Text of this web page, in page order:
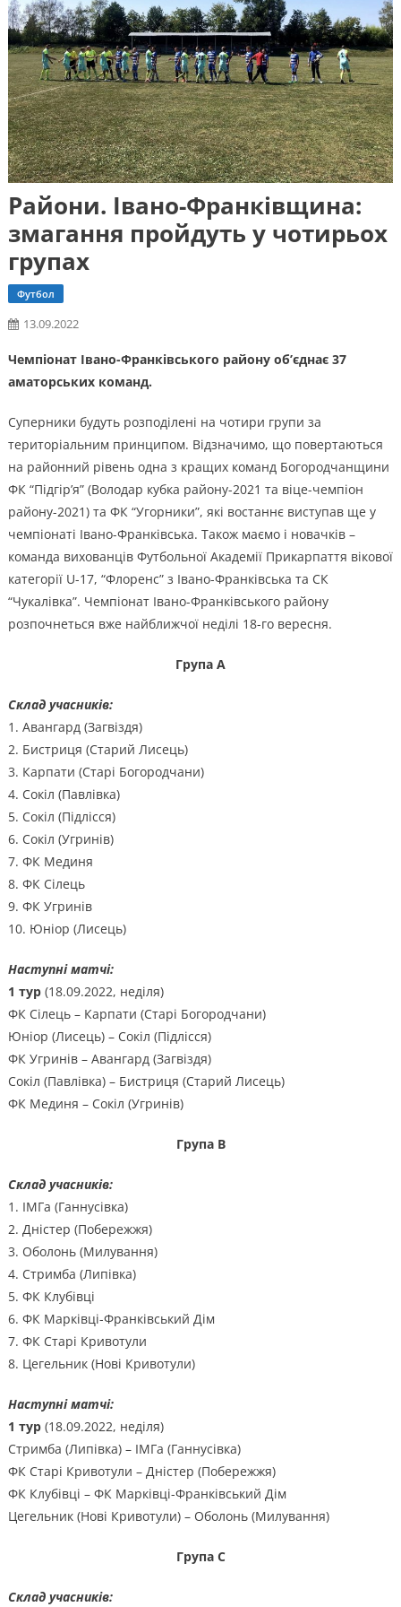
Райони. Івано-Франківщина:
змагання пройдуть у чотирьох
групах
Футбол
13.09.2022
Чемпіонат Івано-Франківського району об’єднає 37
аматорських команд.
Суперники будуть розподілені на чотири групи за
територіальним принципом. Відзначимо, що повертаються
на районний рівень одна з кращих команд Богородчанщини
ФК “Підгір’я” (Володар кубка району-2021 та віце-чемпіон
району-2021) та ФК “Угорники”, які востаннє виступав ще у
чемпіонаті Івано-Франківська. Також маємо і новачків –
команда вихованців Футбольної Академії Прикарпаття вікової
категорії U-17, “Флоренс” з Івано-Франківська та СК
“Чукалівка”. Чемпіонат Івано-Франківського району
розпочнеться вже найближчої неділі 18-го вересня.
Група А
Склад учасників:
1. Авангард (Загвіздя)
2. Бистриця (Старий Лисець)
3. Карпати (Старі Богородчани)
4. Сокіл (Павлівка)
5. Сокіл (Підлісся)
6. Сокіл (Угринів)
7. ФК Мединя
8. ФК Сілець
9. ФК Угринів
10. Юніор (Лисець)
Наступні матчі:
1 тур (18.09.2022, неділя)
ФК Сілець – Карпати (Старі Богородчани)
Юніор (Лисець) – Сокіл (Підлісся)
ФК Угринів – Авангард (Загвіздя)
Сокіл (Павлівка) – Бистриця (Старий Лисець)
ФК Мединя – Сокіл (Угринів)
Група В
Склад учасників:
1. ІМГа (Ганнусівка)
2. Дністер (Побережжя)
3. Оболонь (Милування)
4. Стримба (Липівка)
5. ФК Клубівці
6. ФК Марківці-Франківський Дім
7. ФК Старі Кривотули
8. Цегельник (Нові Кривотули)
Наступні матчі:
1 тур (18.09.2022, неділя)
Стримба (Липівка) – ІМГа (Ганнусівка)
ФК Старі Кривотули – Дністер (Побережжя)
ФК Клубівці – ФК Марківці-Франківський Дім
Цегельник (Нові Кривотули) – Оболонь (Милування)
Група С
Склад учасників: